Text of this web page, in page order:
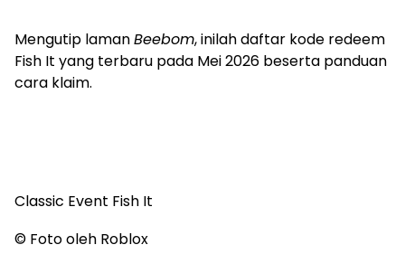
Mengutip lamanBeebom, inilah daftar kode redeem
Fish It yang terbaru pada Mei 2026 beserta panduan
cara klaim.
Classic Event Fish It
© Foto oleh Roblox